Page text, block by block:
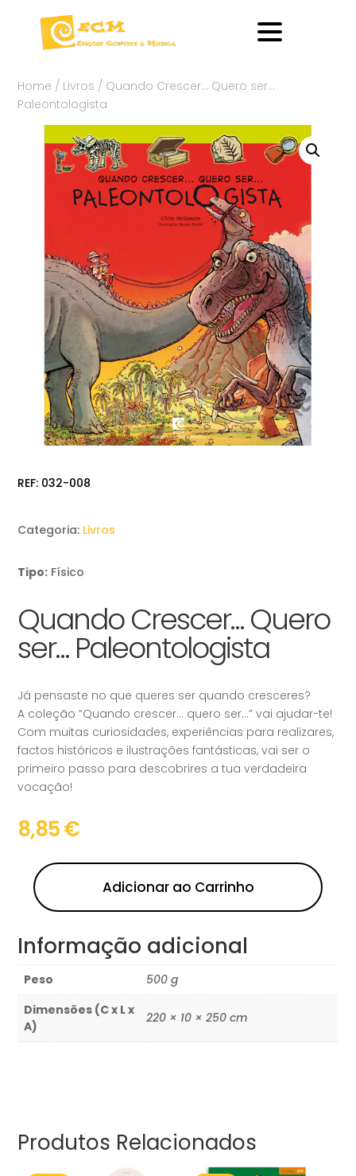
Home / Livros / Quando Crescer… Quero ser…
Paleontologista
REF: 032-008
Categoria: Livros
Tipo: Físico
Quando Crescer… Quero
ser… Paleontologista
Já pensaste no que queres ser quando cresceres?
A coleção “Quando crescer… quero ser…” vai ajudar-te!
Com muitas curiosidades, experiências para realizares,
factos históricos e ilustrações fantásticas, vai ser o
primeiro passo para descobrires a tua verdadeira
vocação!
8,85€
Adicionar ao Carrinho
Informação adicional
Peso
500 g
Dimensões (C x L x
A)
220 × 10 × 250 cm
Produtos Relacionados